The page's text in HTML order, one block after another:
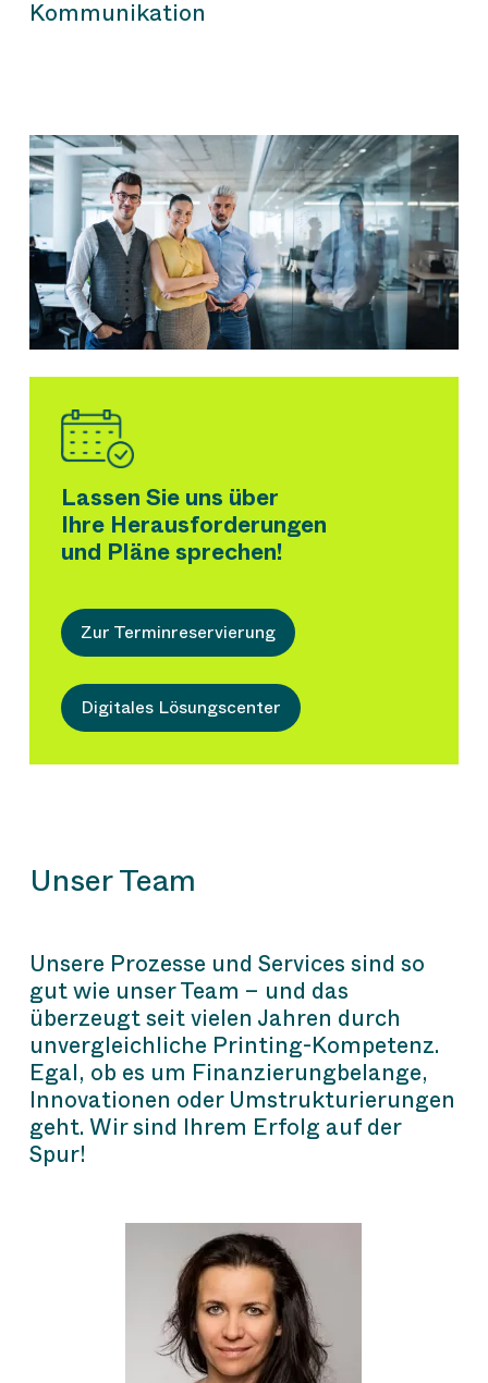
Kommunikation
Lassen Sie uns über
Ihre Herausforderungen
und Pläne sprechen!
Zur Terminreservierung
Digitales Lösungscenter
Unser Team
Unsere Prozesse und Services sind so
gut wie unser Team – und das
überzeugt seit vielen Jahren durch
unvergleichliche Printing-Kompetenz.
Egal, ob es um Finanzierungbelange,
Innovationen oder Umstrukturierungen
geht. Wir sind Ihrem Erfolg auf der
Spur!